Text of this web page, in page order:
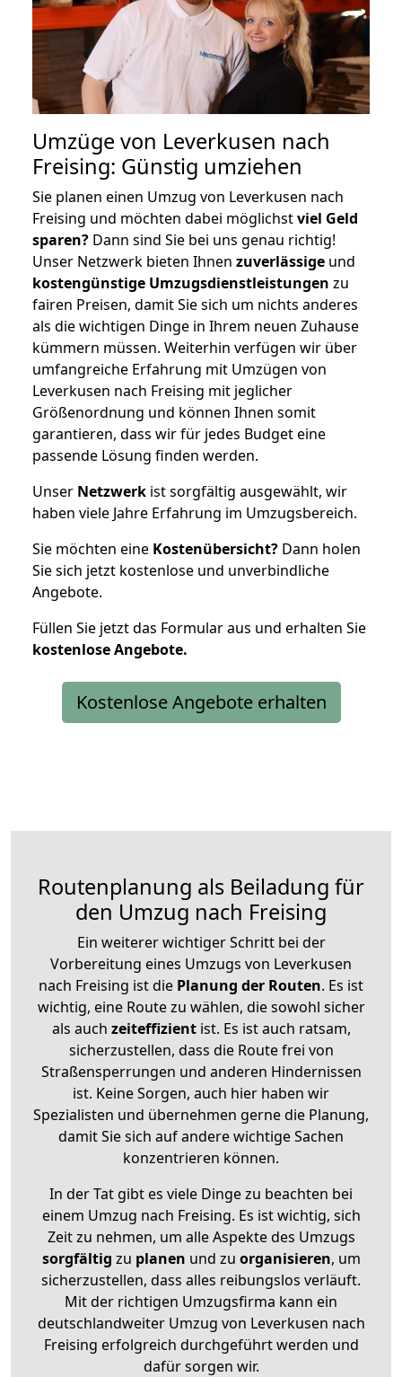
Umzüge von Leverkusen nach
Freising: Günstig umziehen
Sie planen einen Umzug von Leverkusen nach
Freising und möchten dabei möglichstviel Geld
sparen? Dann sind Sie bei uns genau richtig!
Unser Netzwerk bieten Ihnen zuverlässige und
kostengünstige Umzugsdienstleistungen zu
fairen Preisen, damit Sie sich um nichts anderes
als die wichtigen Dinge in Ihrem neuen Zuhause
kümmern müssen. Weiterhin verfügen wir über
umfangreiche Erfahrung mit Umzügen von
Leverkusen nach Freising mit jeglicher
Größenordnung und können Ihnen somit
garantieren, dass wir für jedes Budget eine
passende Lösung finden werden.
Unser Netzwerk ist sorgfältig ausgewählt, wir
haben viele Jahre Erfahrung im Umzugsbereich.
Sie möchten eine Kostenübersicht? Dann holen
Sie sich jetzt kostenlose und unverbindliche
Angebote.
Füllen Sie jetzt das Formular aus und erhalten Sie
kostenloseAngebote.
Kostenlose Angebote erhalten
Routenplanung als Beiladung für
den Umzug nach Freising
Ein weiterer wichtiger Schritt bei der
Vorbereitung eines Umzugs von Leverkusen
nach Freising ist die Planung der Routen. Es ist
wichtig, eine Route zu wählen, die sowohl sicher
als auch zeiteffizientist. Es ist auch ratsam,
sicherzustellen, dass die Route frei von
Straßensperrungen und anderen Hindernissen
ist. Keine Sorgen, auch hier haben wir
Spezialisten und übernehmen gerne die Planung,
damit Sie sich auf andere wichtige Sachen
konzentrieren können.
In der Tat gibt es viele Dinge zu beachten bei
einem Umzug nach Freising. Es ist wichtig, sich
Zeit zu nehmen, um alle Aspekte des Umzugs
sorgfältig zu planen und zu organisieren, um
sicherzustellen, dass alles reibungslos verläuft.
Mit der richtigen Umzugsfirma kann ein
deutschlandweiter Umzug von Leverkusen nach
Freising erfolgreich durchgeführt werden und
dafür sorgen wir.